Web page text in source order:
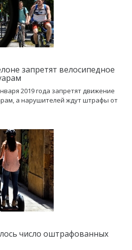
запретят велосипедное
2019 года запретят движение
а нарушителей ждут штрафы от
число оштрафованных